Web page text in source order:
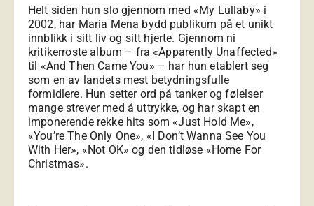
Helt siden hun slo gjennom med «My Lullaby» i
2002, har Maria Mena bydd publikum på et unikt
innblikk i sitt liv og sitt hjerte. Gjennom ni
kritikerroste album – fra «Apparently Unaffected»
til «And Then Came You» – har hun etablert seg
som en av landets mest betydningsfulle
formidlere. Hun setter ord på tanker og følelser
mange strever med å uttrykke, og har skapt en
imponerende rekke hits som «Just Hold Me»,
«You’re The Only One», «I Don’t Wanna See You
With Her», «Not OK» og den tidløse «Home For
Christmas».